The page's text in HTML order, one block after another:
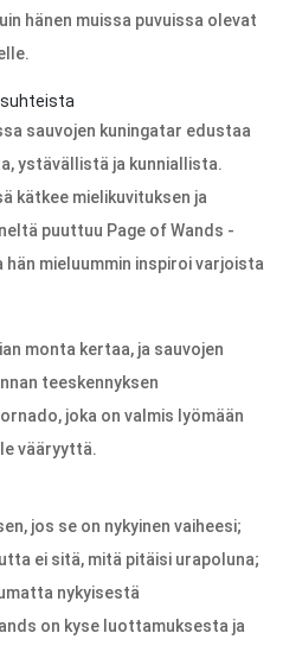
hänen muissa puvuissa olevat
sauvojen kuningatar edustaa
ystävällistä ja kunniallista.
kätkee mielikuvituksen ja
puuttuu Page of Wands -
mieluummin inspiroi varjoista
monta kertaa, ja sauvojen
teeskennyksen
joka on valmis lyömään
vääryyttä.
jos se on nykyinen vaiheesi;
ei sitä, mitä pitäisi urapoluna;
nykyisestä
on kyse luottamuksesta ja